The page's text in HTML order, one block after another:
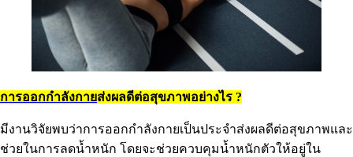
การออกกำลังกายส่งผลดีต่อสุขภาพอย่างไร ?
มีงานวิจัยพบว่าการออกกำลังกายเป็นประจำส่งผลดีต่อสุขภาพและ
ช่วยในการลดน้ำหนัก โดยจะช่วยควบคุมน้ำหนักตัวให้อยู่ใน